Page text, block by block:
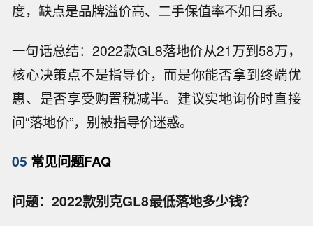
度，缺点是品牌溢价高、二手保值率不如日系。
一句话总结：2022款GL8落地价从21万到58万，
核心决策点不是指导价，而是你能否拿到终端优
惠、是否享受购置税减半。建议实地询价时直接
问“落地价”，别被指导价迷惑。
05 常见问题FAQ
问题：2022款别克GL8最低落地多少钱？